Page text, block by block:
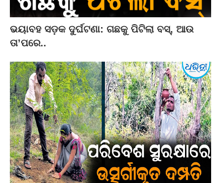
ଭୟାବହ ସଡ଼କ ଦୁର୍ଘଟଣା: ଗଛକୁ ପିଟିଲା ବସ୍‌, ଆଉ
ତା’ପରେ..